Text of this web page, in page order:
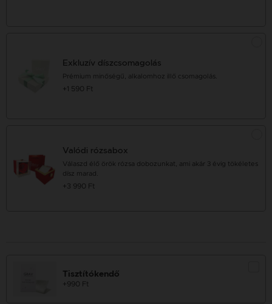
Exkluzív díszcsomagolás
Prémium minőségű, alkalomhoz illő csomagolás.
+1 590 Ft
Valódi rózsabox
Válaszd élő örök rózsa dobozunkat, ami akár 3 évig tökéletes
dísz marad.
+3 990 Ft
Tisztítókendő
+990 Ft